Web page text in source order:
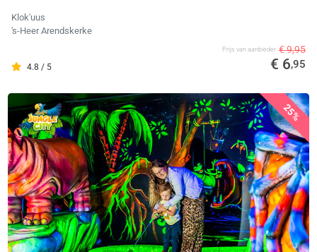
Klok'uus
's-Heer Arendskerke
4.8 / 5
Prijs van aanbieder € 9,95
€ 6,95
25%